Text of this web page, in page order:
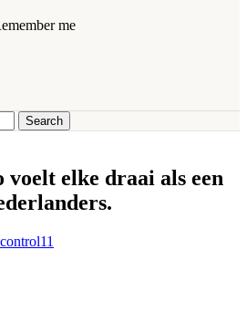
me
Search
voelt elke draai als een
control11